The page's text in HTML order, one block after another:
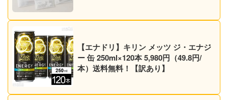
【エナドリ】キリン メッツ ジ・エナジ
ー 缶 250ml×120本 5,980円（49.8円/
本）送料無料！【訳あり】